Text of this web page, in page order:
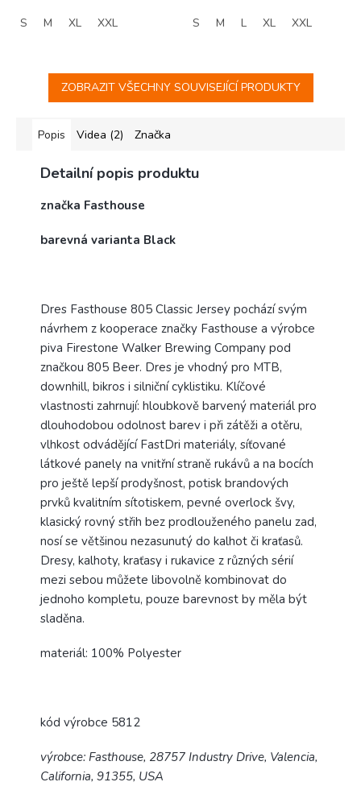
S M XL XXL S M L XL XXL
ZOBRAZIT VŠECHNY SOUVISEJÍCÍ PRODUKTY
Popis Videa (2) Značka
Detailní popis produktu
značka Fasthouse
barevná varianta Black
Dres Fasthouse 805 Classic Jersey pochází svým
návrhem z kooperace značky Fasthouse a výrobce
piva Firestone Walker Brewing Company pod
značkou 805 Beer. Dres je vhodný pro MTB,
downhill, bikros i silniční cyklistiku. Klíčové
vlastnosti zahrnují: hloubkově barvený materiál pro
dlouhodobou odolnost barev i při zátěži a otěru,
vlhkost odvádějící FastDri materiály, síťované
látkové panely na vnitřní straně rukávů a na bocích
pro ještě lepší prodyšnost, potisk brandových
prvků kvalitním sítotiskem, pevné overlock švy,
klasický rovný střih bez prodlouženého panelu zad,
nosí se většinou nezasunutý do kalhot či kraťasů.
Dresy, kalhoty, kraťasy i rukavice z různých sérií
mezi sebou můžete libovolně kombinovat do
jednoho kompletu, pouze barevnost by měla být
sladěna.
materiál: 100% Polyester
kód výrobce 5812
výrobce: Fasthouse, 28757 Industry Drive, Valencia,
California, 91355, USA